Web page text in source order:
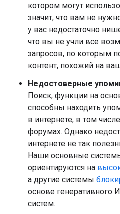
котором могут
значит, что вам не
у вас недостаточно
что вы не учли все
запросов, по которым
контент, похожий на
Недостоверные
Поиск, функции на
способны находить
в интернете, в том
форумах. Однако
интернете не так
Наши основные
ориентируются на
а другие системы
основе генеративного
систем.